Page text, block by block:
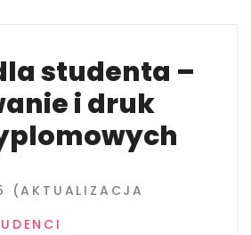
studenta –
i druk
(AKTUALIZACJA